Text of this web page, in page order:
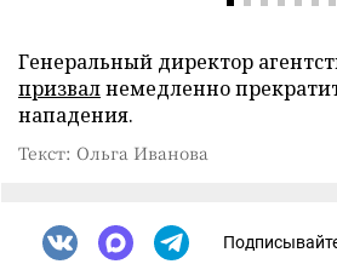
Генеральный директор
призвалнемедленно
нападения.
Текст: Ольга Иванова